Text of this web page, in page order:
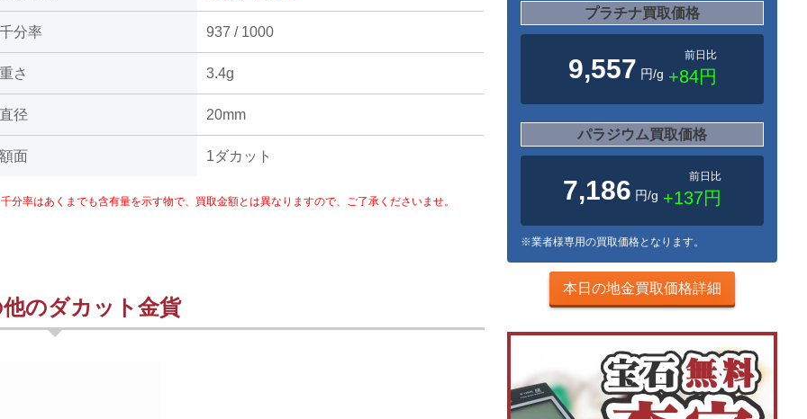
千分率 937 / 1000
重さ 3.4g
直径 20mm
額面 1ダカット
分率はあくまでも含有量を示す物で、買取金額とは異なりますので、ご了承くださいませ。
のダカット金貨
プラチナ買取価格
9,557 円/g
前日比
+84円
パラジウム買取価格
7,186 円/g
前日比
+137円
※業者様専用の買取価格となります。
本日の地金買取価格詳細